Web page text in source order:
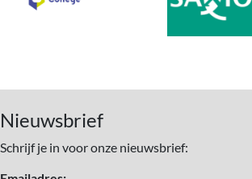
Nieuwsbrief
Schrijf je in voor onze nieuwsbrief: